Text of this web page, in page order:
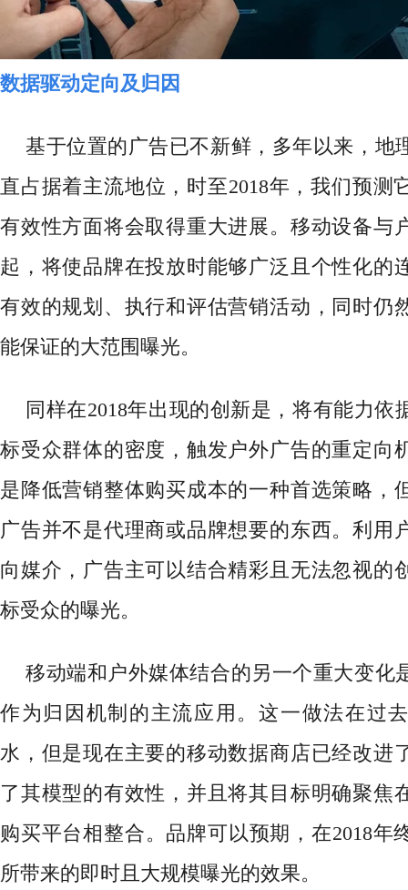
数据驱动定向及归因
基于位置的广告已不新鲜，多年以来，地
直占据着主流地位，时至2018年，我们预测
有效性方面将会取得重大进展。移动设备与
起，将使品牌在投放时能够广泛且个性化的
有效的规划、执行和评估营销活动，同时仍
能保证的大范围曝光。
同样在2018年出现的创新是，将有能力依
标受众群体的密度，触发户外广告的重定向
是降低营销整体购买成本的一种首选策略，
广告并不是代理商或品牌想要的东西。利用
向媒介，广告主可以结合精彩且无法忽视的
标受众的曝光。
移动端和户外媒体结合的另一个重大变化
作为归因机制的主流应用。这一做法在过
水，但是现在主要的移动数据商店已经改进
了其模型的有效性，并且将其目标明确聚焦
购买平台相整合。品牌可以预期，在2018年
所带来的即时且大规模曝光的效果。